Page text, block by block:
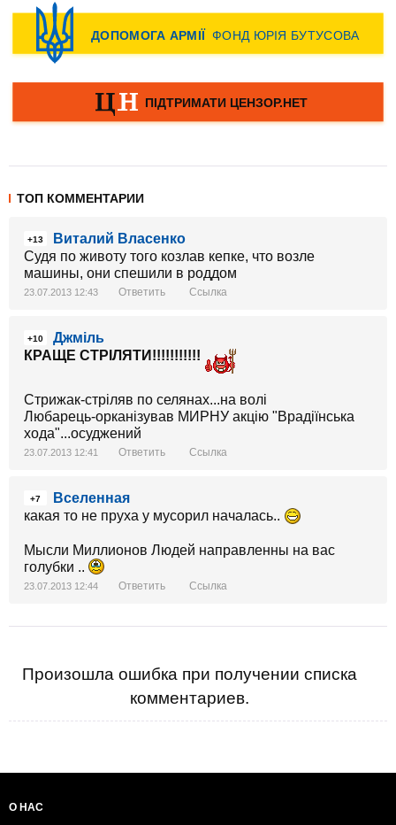
ТОП КОММЕНТАРИИ
+13
Виталий Власенко
Судя по животу того козлав кепке, что возле
машины, они спешили в роддом
23.07.2013 12:43 Ответить Ссылка
+10
Джміль
КРАЩЕ СТРІЛЯТИ!!!!!!!!!!!
Стрижак-стріляв по селянах...на волі
Любарець-орканізував МИРНУ акцію "Врадіїнська
хода"...осуджений
23.07.2013 12:41 Ответить Ссылка
+7
Вселенная
какая то не пруха у мусорил началась..
Мысли Миллионов Людей направленны на вас
голубки ..
23.07.2013 12:44 Ответить Ссылка
Произошла ошибка при получении списка
комментариев.
О НАС